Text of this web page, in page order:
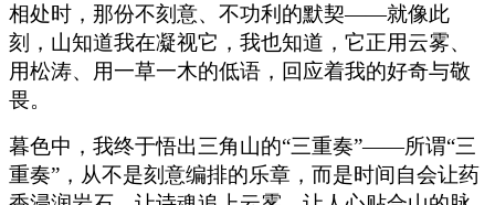
相处时，那份不刻意、不功利的默契——就像此
刻，山知道我在凝视它，我也知道，它正用云雾、
用松涛、用一草一木的低语，回应着我的好奇与敬
畏。
暮色中，我终于悟出三角山的“三重奏”——所谓“三
重奏”，从不是刻意编排的乐章，而是时间自会让药